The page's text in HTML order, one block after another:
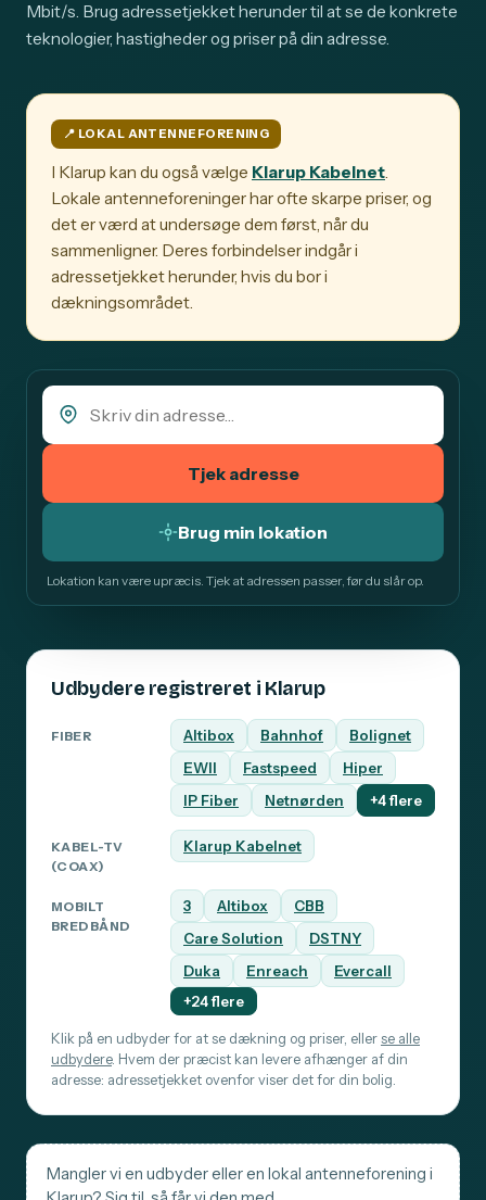
Mbit/s. Brug adressetjekket herunder til at se de konkrete
teknologier, hastigheder og priser på din adresse.
📍️ LOKAL ANTENNEFORENING
I Klarup kan du også vælge Klarup Kabelnet.
Lokale antenneforeninger har ofte skarpe priser, og
det er værd at undersøge dem først, når du
sammenligner. Deres forbindelser indgår i
adressetjekket herunder, hvis du bor i
dækningsområdet.
Tjek adresse
Brug min lokation
Lokation kan være upræcis. Tjek at adressen passer, før du slår op.
Udbydere registreret i Klarup
FIBER Altibox Bahnhof
Bolignet
EWII
Fastspeed
Hiper
IP Fiber
Netnørden +4 flere
KABEL-TV
(COAX)
Klarup Kabelnet
MOBILT
BREDBÅND
3 Altibox
CBB
Care Solution
DSTNY
Duka
Enreach
Evercall
+24 flere
Klik på en udbyder for at se dækning og priser, eller se alle
udbydere. Hvem der præcist kan levere afhænger af din
adresse: adressetjekket ovenfor viser det for din bolig.
Mangler vi en udbyder eller en lokal antenneforening i